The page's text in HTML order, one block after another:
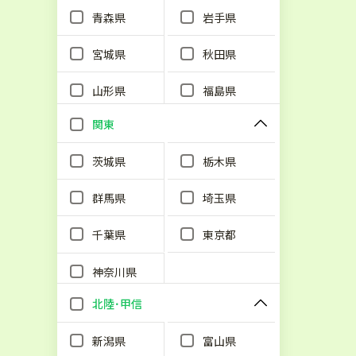
青森県 岩手県
宮城県 秋田県
山形県 福島県
関東
茨城県 栃木県
群馬県 埼玉県
千葉県 東京都
神奈川県
北陸･甲信
新潟県 富山県